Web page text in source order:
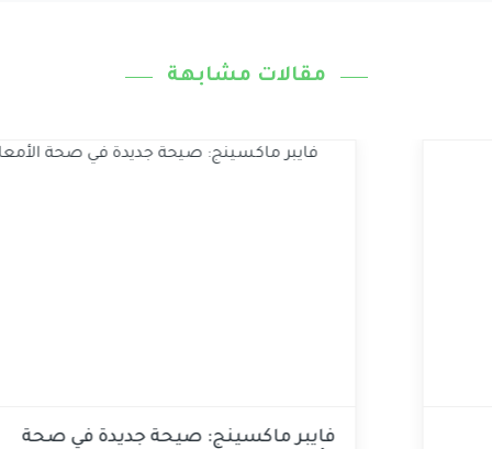
مقالات مشابهة
فايبر
عالي بالبروتين ومُشبع